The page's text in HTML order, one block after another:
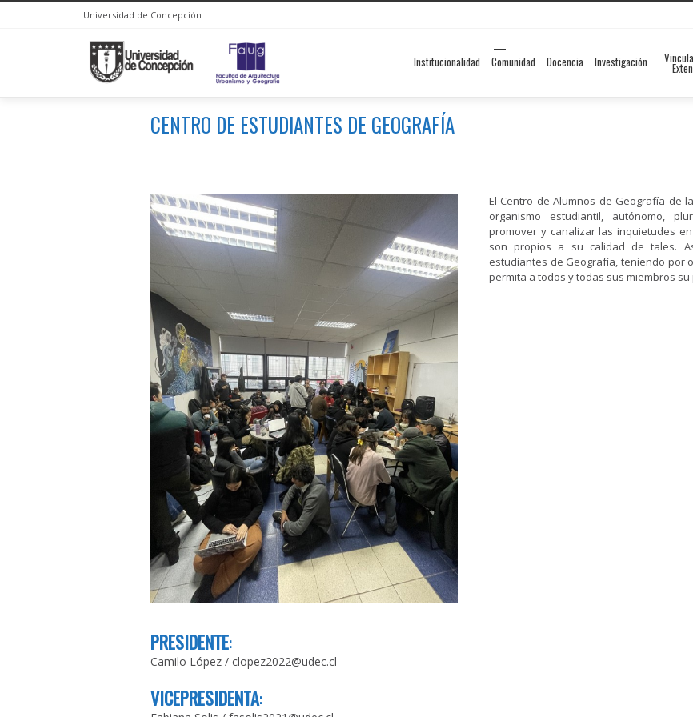
Universidad de Concepción
Institucionalidad Comunidad Docencia Investigación
CENTRO DE ESTUDIANTES DE GEOGRAFÍA
El Centro de Alumnos de Geografía de
organismo estudiantil, autónomo,
promover y canalizar las inquietudes
son propios a su calidad de tales.
estudiantes de Geografía, teniendo por
permita a todos y todas sus miembros
PRESIDENTE:
Camilo López / clopez2022@udec.cl
VICEPRESIDENTA: